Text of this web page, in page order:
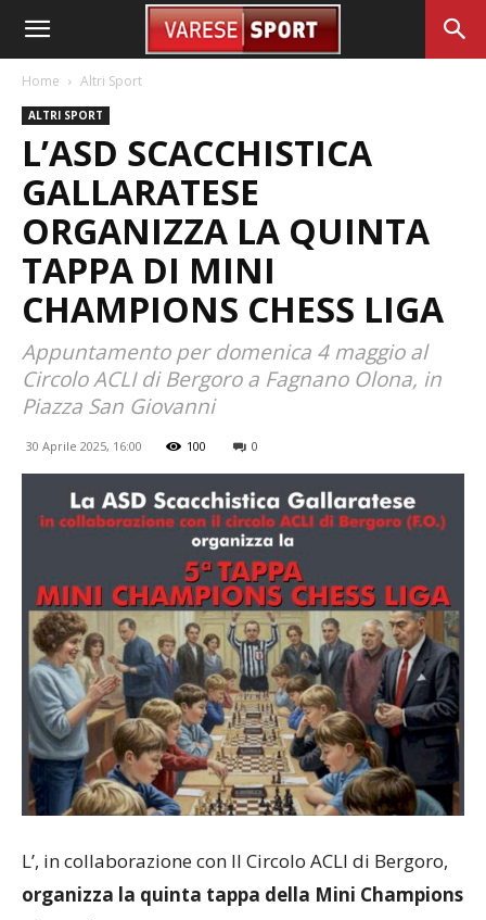
Home Altri Sport
ALTRI SPORT
L’ASD SCACCHISTICA
GALLARATESE
ORGANIZZA LA QUINTA
TAPPA DI MINI
CHAMPIONS CHESS LIGA
Appuntamento per domenica 4 maggio al
Circolo ACLI di Bergoro a Fagnano Olona, in
Piazza San Giovanni
30 Aprile 2025, 16:00 100 0
L’, in collaborazione con Il Circolo ACLI di Bergoro,
organizza la quinta tappa della Mini Champions